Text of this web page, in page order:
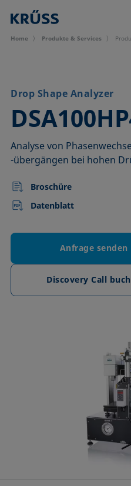
Home Produkte & Services
Drop Shape Analyzer
–
Analyse von
-übergängen bei hohen
Broschüre
Datenblatt
Anfrage senden
Discovery Call